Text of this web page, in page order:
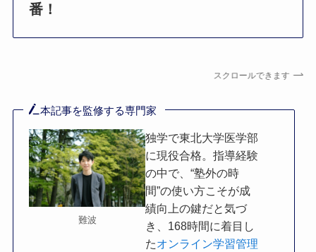
番！
スクロールできます
本記事を監修する専門家
難波
独学で東北大学医学部
に現役合格。指導経験
の中で、“塾外の時
間”の使い方こそが成
績向上の鍵だと気づ
き、168時間に着目し
たオンライン学習管理